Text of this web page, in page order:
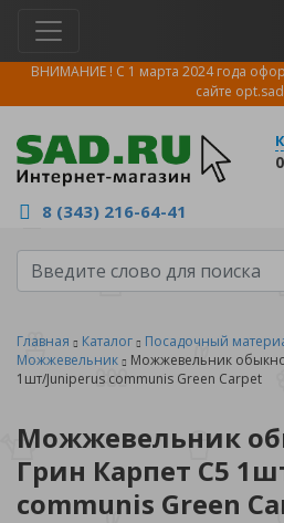
ВНИМАНИЕ ! С 1 марта 2024 года
сайте
0
8 (343) 216-64-41
Главная Каталог Посадочный
Можжевельник
Можжевельник
1шт/Juniperus communis Green Carpet
Можжевельник
Грин Карпет С5
communis Green